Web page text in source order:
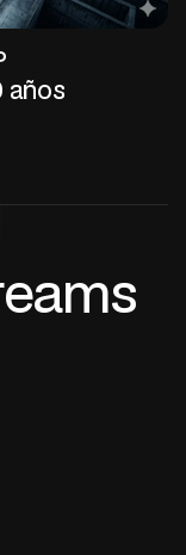
años